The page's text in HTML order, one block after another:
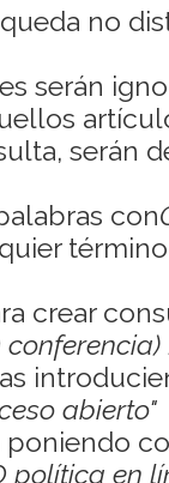
no
serán
serán
con
crear
abierto"
poniendo
política en